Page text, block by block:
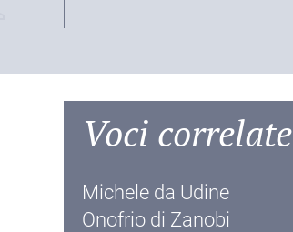
Voci correlate
Michele da Udine
Onofrio di Zanobi